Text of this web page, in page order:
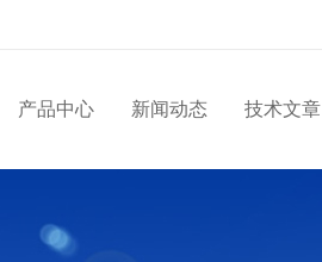
产品中心 新闻动态 技术文章